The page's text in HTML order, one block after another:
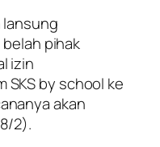
lansung
pihak
izin
SKS by school ke
akan
2).